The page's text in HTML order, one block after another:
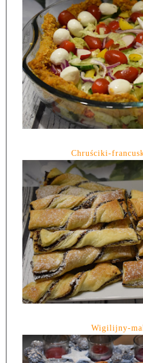
Chruściki-
Wigilijny-